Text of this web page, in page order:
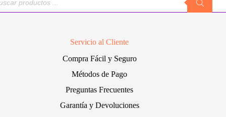
Servicio al Cliente
Compra Fácil y Seguro
Métodos de Pago
Preguntas Frecuentes
Garantía y Devoluciones